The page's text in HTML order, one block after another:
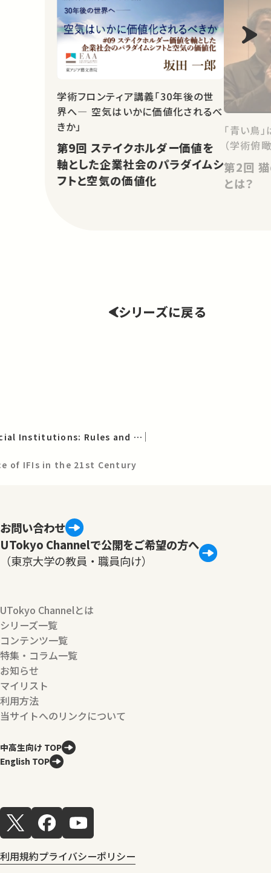
学術フロンティア講義「30年後の世
界へ― 空気はいかに価値化されるべ
きか」
第9回 ステイクホルダー価値を
軸とした企業社会のパラダイムシ
フトと空気の価値化
「青い鳥
（学術俯
第2回 猫の事務所－ゲーム理論
とは？
シリーズに戻る
Multilateral Financial Institutions: Rules and Practice
of IFIs in the 21st Century
お問い合わせ
UTokyo Channelで公開をご希望の方へ
（東京大学の教員・職員向け）
UTokyo Channelとは
シリーズ一覧
コンテンツ一覧
特集・コラム一覧
お知らせ
マイリスト
利用方法
当サイトへのリンクについて
中高生向け TOP
English TOP
利用規約プライバシーポリシー